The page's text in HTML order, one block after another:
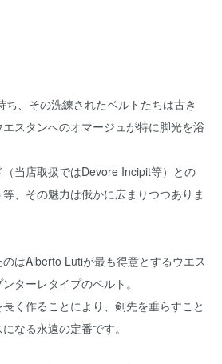
ち、その洗練されたベルトたちは古き
スタンへのオマージュが特に脚光を浴
当店取扱ではDevore Incipit等）との
、その魅力は俄かに広まりつつありま
はAlberto Lutiが最も得意とするウエス
ターレタイプのベルト。
く作ることにより、剣先を垂らすこと
なる永遠の定番です。